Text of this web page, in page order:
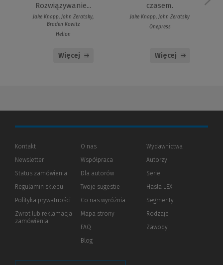
Rozwiązywanie...
Jake Knapp, John Zeratsky,
Braden Kowitz
Helion
Więcej
czasem.
Jake Knapp, John Zeratsky
Onepress
Więcej
Kontakt
Newsletter
Status zamówienia
Regulamin sklepu
Polityka prywatności (Nowe
(Link
innej
Zwrot lub reklamacja
zamówienia
O nas
Współpraca
Dla autorów(Nowe
(Link
innej
strony)
Twoje sugestie
Co nas wyróżnia
Mapa strony
FAQ
Blog
Wydawnictwa
Autorzy
Serie
Hasła LEX
Segmenty
Rodzaje
Zawody